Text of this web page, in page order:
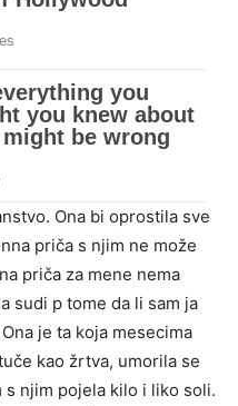
Ona bi oprostila sve
priča s njim ne može
priča za mene nema
sudi p tome da li sam ja
je ta koja mesecima
kao žrtva, umorila se
s njim pojela kilo i liko soli.